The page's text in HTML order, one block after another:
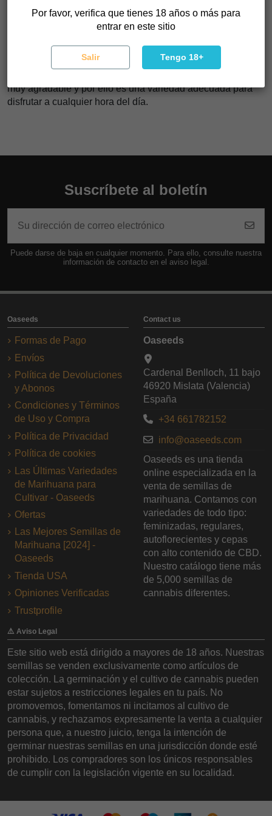
abundantes tricomas y su perfil de terpenos es cítrico y
THC-Victory es una planta ideal para aquellos que deseen
probar con cannabinoides nuevos. A pesar de que su nivel
muy agradable y por ello es una variedad adecuada para
disfrutar a cualquier hora del día.
Suscríbete al boletín
Puede darse de baja en cualquier momento. Para ello, consulte nuestra
información de contacto en el aviso legal.
Oaseeds
Formas de Pago
Envíos
Política de Devoluciones
y Abonos
Condiciones y Términos
de Uso y Compra
Política de Privacidad
Política de cookies
Las Últimas Variedades
de Marihuana para
Cultivar - Oaseeds
Ofertas
Las Mejores Semillas de
Marihuana [2024] -
Oaseeds
Tienda USA
Opiniones Verificadas
Trustprofile
Contact us
Oaseeds
Cardenal Benlloch, 11 bajo
46920 Mislata (Valencia)
España
+34 661782152
info@oaseeds.com
Oaseeds es una tienda
online especializada en la
venta de semillas de
marihuana. Contamos con
variedades de todo tipo:
feminizadas, regulares,
autoflorecientes y cepas
con alto contenido de CBD.
Nuestro catálogo tiene más
de 5,000 semillas de
cannabis diferentes.
Por favor, verifica que tienes 18 años o más para
entrar en este sitio
Salir Tengo 18+
⚠️ Aviso Legal
Este sitio web está dirigido a mayores de 18 años. Nuestras
semillas se venden exclusivamente como artículos de
colección. La germinación y el cultivo de cannabis pueden
estar sujetos a restricciones legales en tu país. No
promovemos, fomentamos ni incitamos al cultivo de
cannabis, y rechazamos expresamente la venta a cualquier
persona que, a nuestro juicio, tenga la intención de
germinar nuestras semillas en una jurisdicción donde esté
prohibido. Los compradores son los únicos responsables
de cumplir con la legislación vigente en su localidad.